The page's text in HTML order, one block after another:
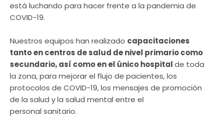
está luchando para hacer frente a la pandemia de
COVID-19.
Nuestros equipos han realizado capacitaciones
tanto en centros de salud de nivel primario como
secundario, así como en el único hospitalde toda
la zona, para mejorar el flujo de pacientes, los
protocolos de COVID-19, los mensajes de promoción
de la salud y la salud mental entre el
personal sanitario.